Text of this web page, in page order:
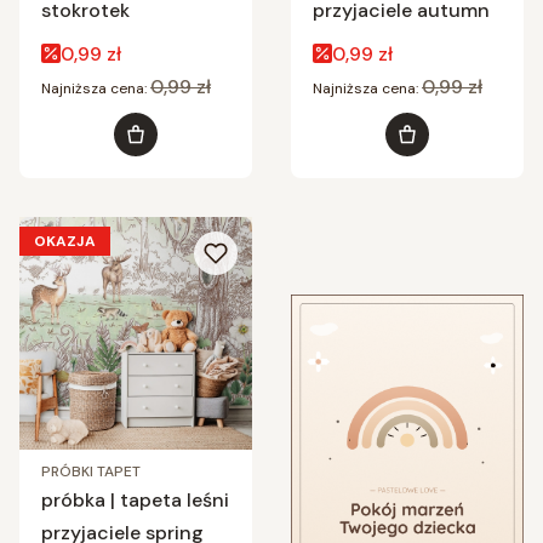
stokrotek
Cena promocyjna
0,99 zł
Najniższa cena:0,99 zł
Do koszyka
przyjaciele autumn
Cena promocyjna
0,99 zł
Najniższa cena:0,99 zł
Do koszyka
OKAZJA
PRÓBKI TAPET
próbka | tapeta leśni
przyjaciele spring